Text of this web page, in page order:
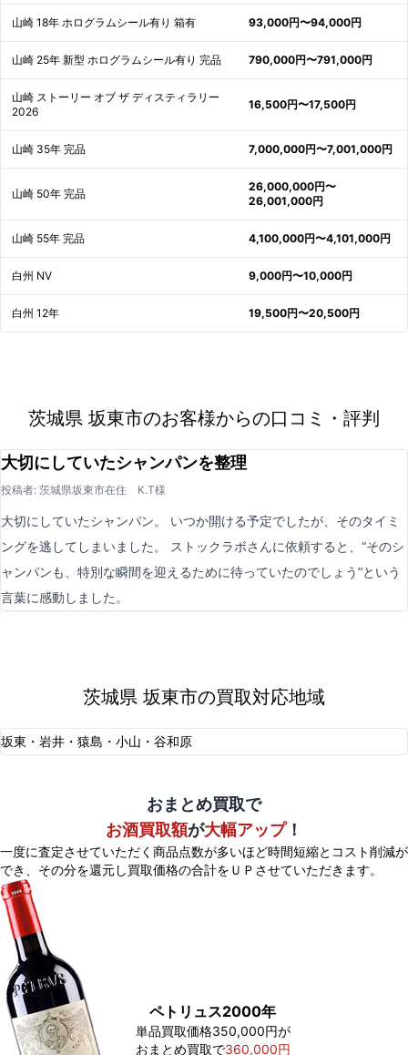
山崎 18年 ホログラムシール有り 箱有 93,000円〜94,000円
山崎 25年 新型 ホログラムシール有り 完品 790,000円〜791,000円
山崎 ストーリー オブ ザ ディスティラリー
2026
16,500円〜17,500円
山崎 35年 完品 7,000,000円〜7,001,000円
山崎 50年 完品
26,000,000円〜
26,001,000円
山崎 55年 完品 4,100,000円〜4,101,000円
白州 NV 9,000円〜10,000円
白州 12年 19,500円〜20,500円
茨城県 坂東市のお客様からの口コミ・評判
大切にしていたシャンパンを整理
投稿者: 茨城県坂東市在住 K.T様
大切にしていたシャンパン。 いつか開ける予定でしたが、そのタイミ
ングを逃してしまいました。 ストックラボさんに依頼すると、“そのシ
ャンパンも、特別な瞬間を迎えるために待っていたのでしょう”という
言葉に感動しました。
茨城県 坂東市の買取対応地域
坂東・岩井・猿島・小山・谷和原
おまとめ買取で
お酒買取額が大幅アップ！
一度に査定させていただく商品点数が多いほど時間短縮とコスト削減が
でき、 その分を還元し買取価格の合計をＵＰさせていただきます。
ペトリュス2000年
単品買取価格350,000円が
おまとめ買取で360,000円